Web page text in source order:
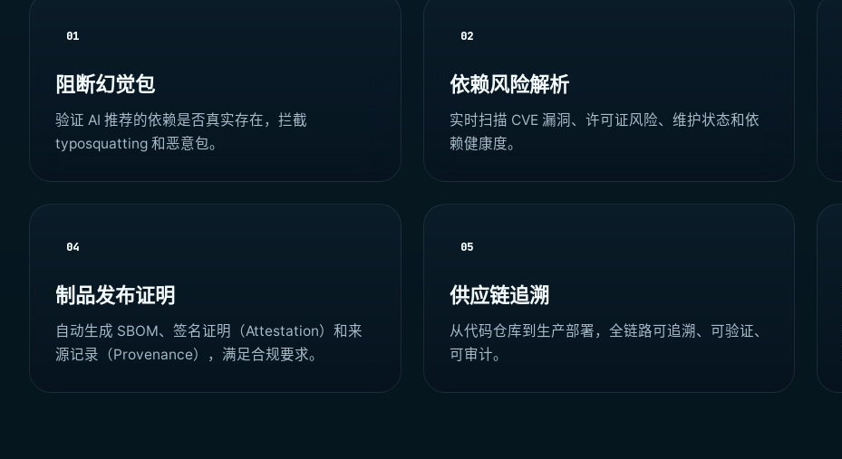
01
阻断幻觉包
验证 AI 推荐的依赖是否真实存在，拦截
typosquatting 和恶意包。
02
依赖风险解析
实时扫描 CVE 漏洞、许可证风险、维护状态和依
赖健康度。
04
制品发布证明
自动生成 SBOM、签名证明（Attestation）和来
源记录（Provenance），满足合规要求。
05
供应链追溯
从代码仓库到生产部署，全链路可追溯、可验证、
可审计。